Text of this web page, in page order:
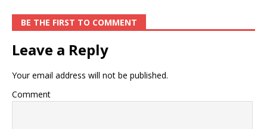
BE THE FIRST TO COMMENT
Leave a Reply
Your email address will not be published.
Comment